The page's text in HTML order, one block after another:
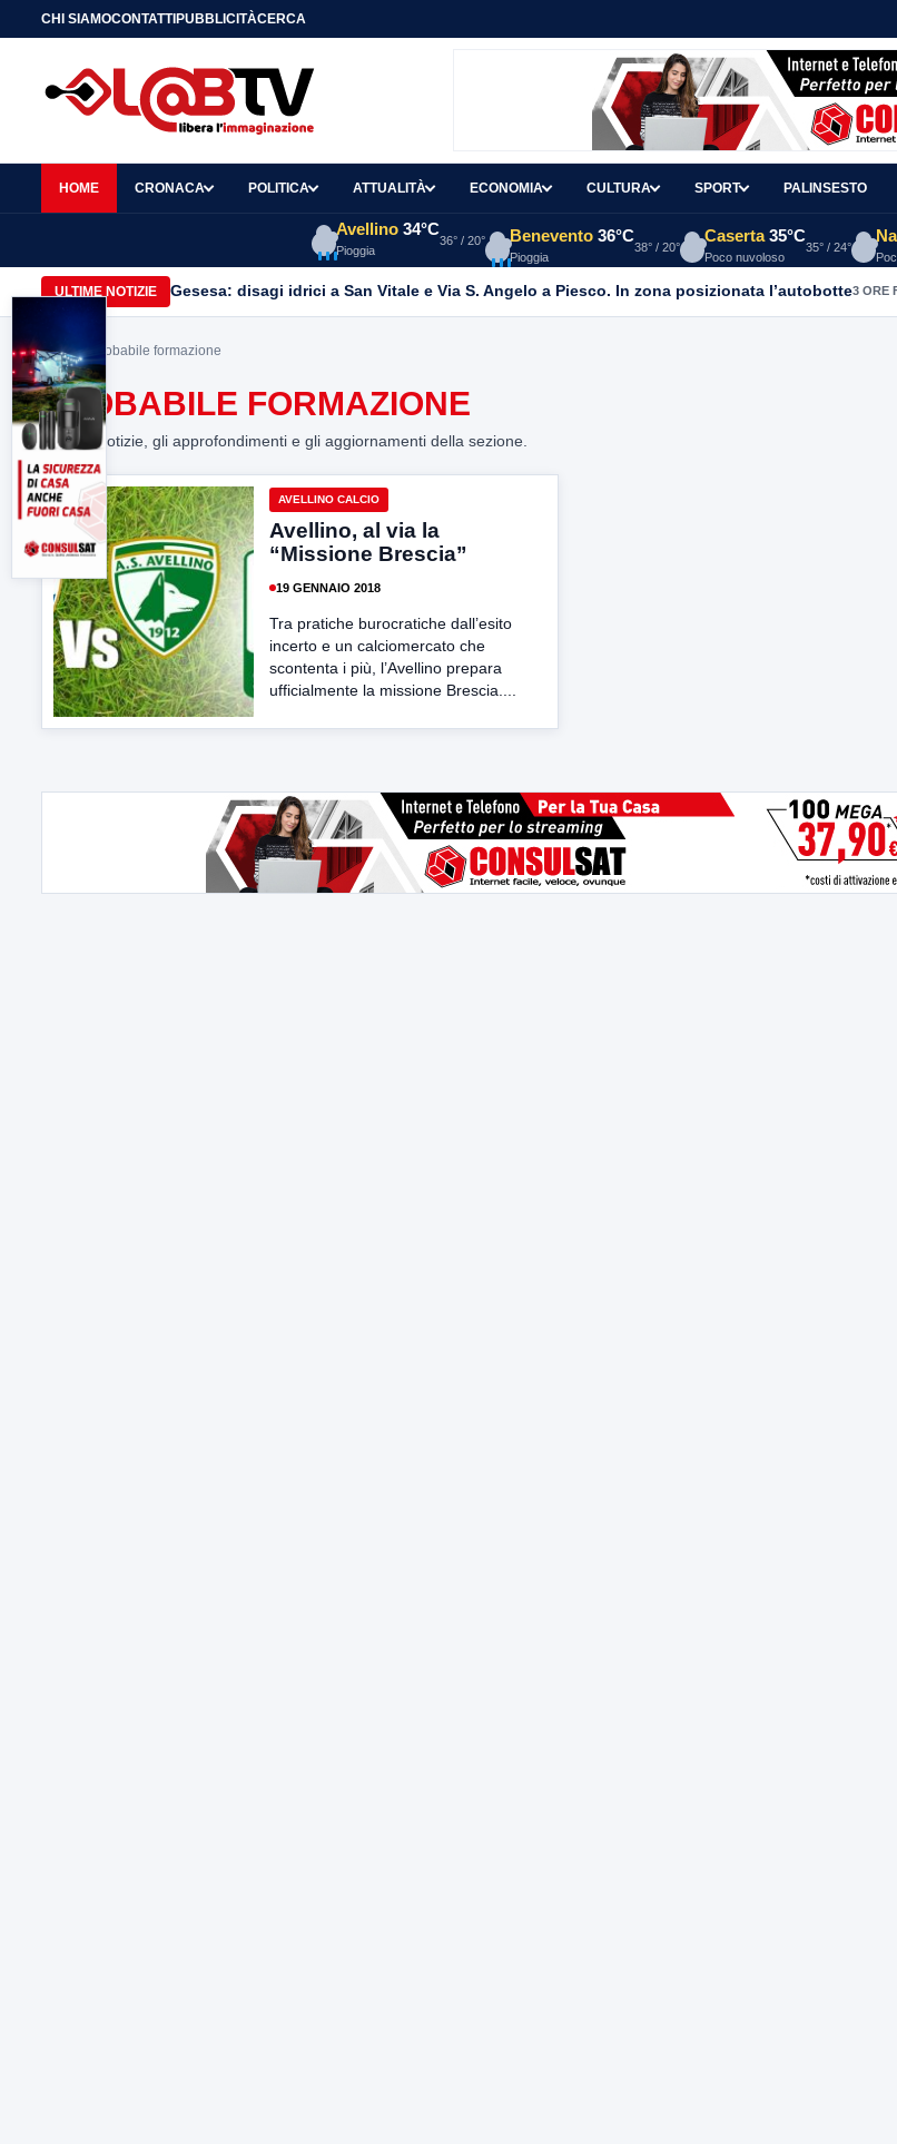
CHI SIAMOCONTATTIPUBBLICITÀCERCA
HOME CRONACA POLITICA ATTUALITÀ ECONOMIA CULTURA SPORT PALINSESTO
Avellino 34°C
Pioggia
36° / 20° Benevento 36°C
Pioggia
38° / 20°
Caserta 35°C
Poco nuvoloso
35° / 24°
ULTIME NOTIZIE Gesesa: disagi idrici a San Vitale e Via S. Angelo a Piesco. In zona posizionata l’autobotte3 ORE
Home> probabile formazione
PROBABILE FORMAZIONE
Tutte le notizie, gli approfondimenti e gli aggiornamenti della sezione.
AVELLINO CALCIO
Avellino, al via la
“Missione Brescia”
19 GENNAIO 2018
Tra pratiche burocratiche dall’esito
incerto e un calciomercato che
scontenta i più, l’Avellino prepara
ufficialmente la missione Brescia....